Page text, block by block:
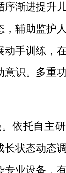
序渐进提升
，辅助监护
手训练，
识。多重
依托自主
状态动态
业设备，